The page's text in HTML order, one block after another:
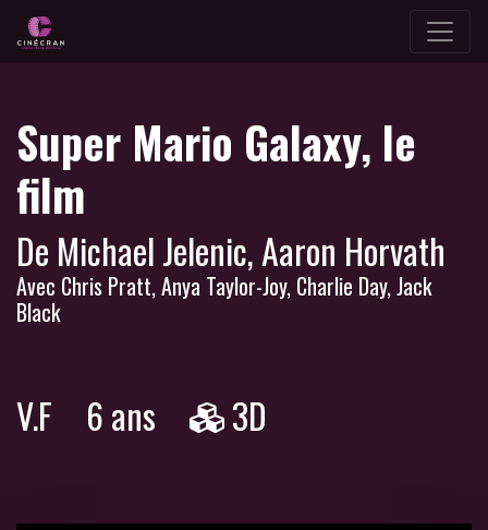
Super Mario Galaxy, le
film
De Michael Jelenic, Aaron Horvath
Avec Chris Pratt, Anya Taylor-Joy, Charlie Day, Jack
Black
V.F 6 ans 3D